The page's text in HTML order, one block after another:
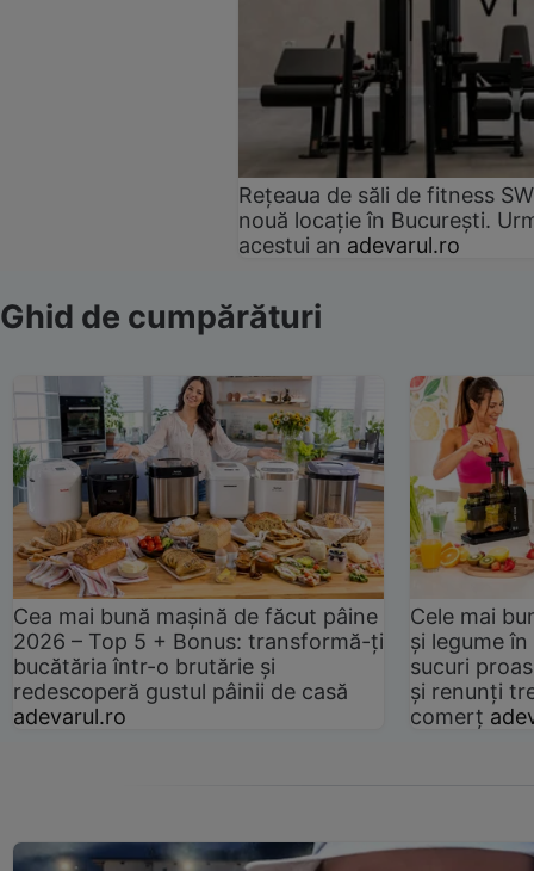
Rețeaua de săli de fitness
nouă locație în București.
acestui an adevarul.ro
Ghid de cumpărături
Cea mai bună mașină de făcut pâine
2026 – Top 5 + Bonus: transformă-ți
bucătăria într-o brutărie și
redescoperă gustul pâinii de casă
adevarul.ro
Cele mai
și legume
sucuri
și renunți
comerț